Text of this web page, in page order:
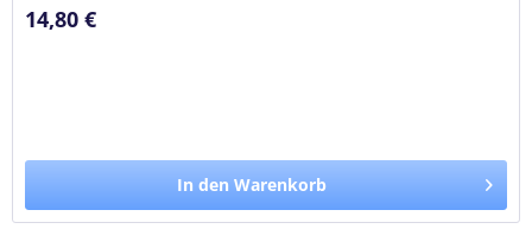
14,80 €
In den Warenkorb